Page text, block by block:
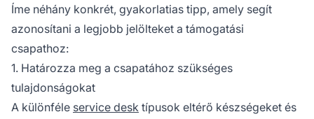
Íme néhány konkrét, gyakorlatias tipp, amely segít
azonosítani a legjobb jelölteket a támogatási
csapathoz:
1. Határozza meg a csapatához szükséges
tulajdonságokat
A különféle service desk típusok eltérő készségeket és